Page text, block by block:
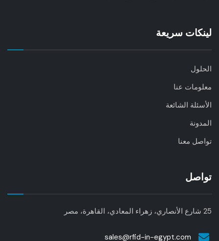
لينكات سريعة
الحلول
معلومات عنا
الأسئلة الشائعة
المدونة
تواصل معنا
تواصل
25 شارع الأنصاري، زهراء المعادي، القاهرة، مصر
sales@rfid-in-egypt.com